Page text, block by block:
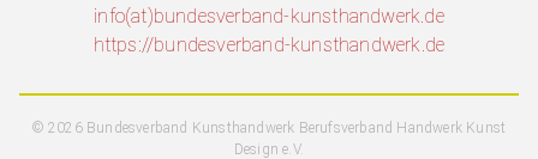
info(at)bundesverband-kunsthandwerk.de
https://bundesverband-kunsthandwerk.de
© 2026 Bundesverband Kunsthandwerk Berufsverband Handwerk Kunst
Design e.V.